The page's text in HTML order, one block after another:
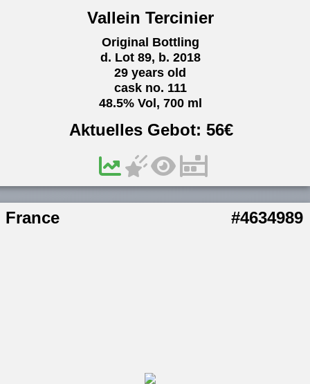
Vallein Tercinier
Original Bottling
d. Lot 89, b. 2018
29 years old
cask no. 111
48.5% Vol, 700 ml
Aktuelles Gebot:56€
France #4634989